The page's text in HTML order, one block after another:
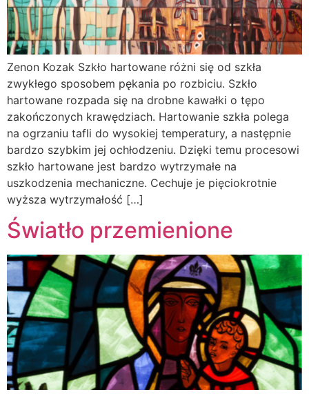
Zenon Kozak Szkło hartowane różni się od szkła
zwykłego sposobem pękania po rozbiciu. Szkło
hartowane rozpada się na drobne kawałki o tępo
zakończonych krawędziach. Hartowanie szkła polega
na ogrzaniu tafli do wysokiej temperatury, a następnie
bardzo szybkim jej ochłodzeniu. Dzięki temu procesowi
szkło hartowane jest bardzo wytrzymałe na
uszkodzenia mechaniczne. Cechuje je pięciokrotnie
wyższa wytrzymałość […]
Światło przemienione